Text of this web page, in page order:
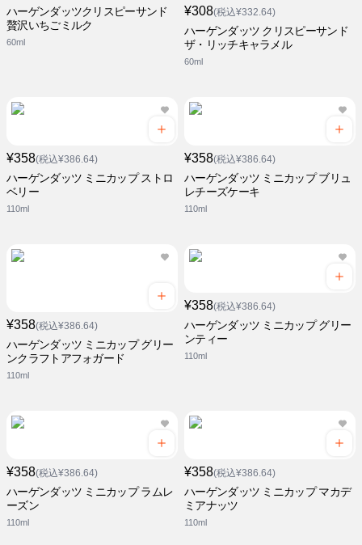
ハーゲンダッツクリスピーサンド
贅沢いちごミルク
60ml
¥308(税込¥332.64)
ハーゲンダッツ クリスピーサンド
ザ・リッチキャラメル
60ml
¥358(税込¥386.64)
ハーゲンダッツ ミニカップ ストロ
ベリー
110ml
¥358(税込¥386.64)
ハーゲンダッツ ミニカップ ブリュ
レチーズケーキ
110ml
¥358(税込¥386.64)
ハーゲンダッツ ミニカップ グリー
ンクラフトアフォガード
110ml
¥358(税込¥386.64)
ハーゲンダッツ ミニカップ グリー
ンティー
110ml
¥358(税込¥386.64)
ハーゲンダッツ ミニカップ ラムレ
ーズン
110ml
¥358(税込¥386.64)
ハーゲンダッツ ミニカップ マカデ
ミアナッツ
110ml